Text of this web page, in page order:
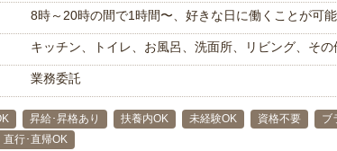
8時～20時の間で1時間〜、好きな日に働くことが可
キッチン、トイレ、お風呂、洗面所、リビング、その
業務委託
昇給･昇格あり 扶養内OK 未経験OK 資格不要 ブ
直行･直帰OK